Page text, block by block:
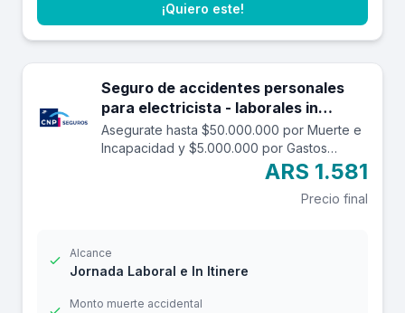
¡Quiero este!
Seguro de accidentes personales
para electricista - laborales in
itinere hasta 50.000.000.
Asegurate hasta $50.000.000 por Muerte e
Incapacidad y $5.000.000 por Gastos
Médicos contra accidentes mientras estás
trabajando y en el trayecto in itinere. Las
edades aceptadas son desde los 14 a los
ARS 1.581
Precio final
Alcance
Jornada Laboral e In Itinere
Monto muerte accidental